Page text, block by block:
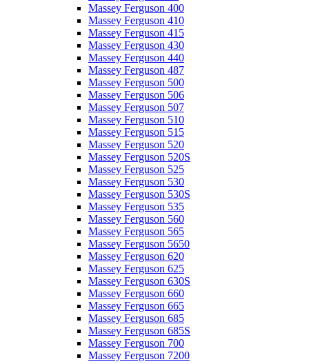
Massey Ferguson 400
Massey Ferguson 410
Massey Ferguson 415
Massey Ferguson 430
Massey Ferguson 440
Massey Ferguson 487
Massey Ferguson 500
Massey Ferguson 506
Massey Ferguson 507
Massey Ferguson 510
Massey Ferguson 515
Massey Ferguson 520
Massey Ferguson 520S
Massey Ferguson 525
Massey Ferguson 530
Massey Ferguson 530S
Massey Ferguson 535
Massey Ferguson 560
Massey Ferguson 565
Massey Ferguson 5650
Massey Ferguson 620
Massey Ferguson 625
Massey Ferguson 630S
Massey Ferguson 660
Massey Ferguson 665
Massey Ferguson 685
Massey Ferguson 685S
Massey Ferguson 700
Massey Ferguson 7200